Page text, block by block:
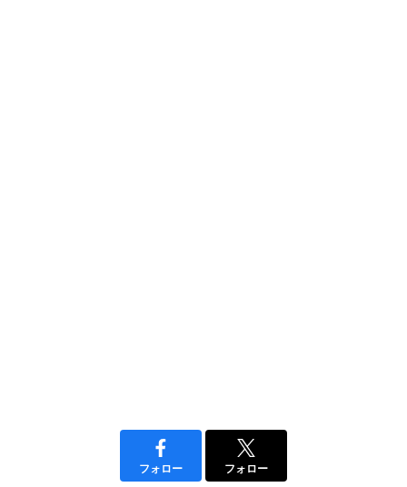
フォロー フォロー